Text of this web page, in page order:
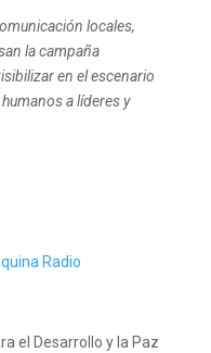
locales,
la campaña
en el escenario
a líderes y
Radio
el Desarrollo y la Paz